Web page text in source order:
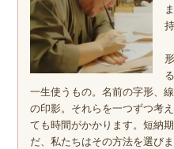
一生使うもの。名前の字形、
の印影。それらを一つずつ考
ても時間がかかります。短納
だ、私たちはその方法を選びま